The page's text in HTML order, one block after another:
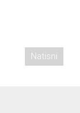
Natisni